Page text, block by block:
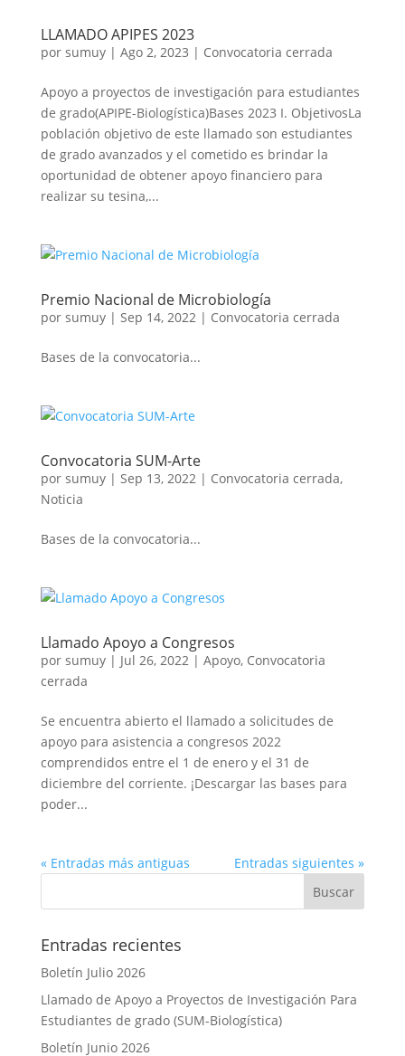
LLAMADO APIPES 2023
por sumuy| Ago 2, 2023 | Convocatoria cerrada
Apoyo a proyectos de investigación para estudiantes
de grado(APIPE-Biologística)Bases 2023 I. ObjetivosLa
población objetivo de este llamado son estudiantes
de grado avanzados y el cometido es brindar la
oportunidad de obtener apoyo financiero para
realizar su tesina,...
Premio Nacional de Microbiología
por sumuy| Sep 14, 2022| Convocatoria cerrada
Bases de la convocatoria...
Convocatoria SUM-Arte
por sumuy| Sep 13, 2022| Convocatoria cerrada,
Noticia
Bases de la convocatoria...
Llamado Apoyo a Congresos
por sumuy| Jul 26, 2022| Apoyo, Convocatoria
cerrada
Se encuentra abierto el llamado a solicitudes de
apoyo para asistencia a congresos 2022
comprendidos entre el 1 de enero y el 31 de
diciembre del corriente. ¡Descargar las bases para
poder...
« Entradas más antiguas Entradas siguientes »
Entradas recientes
Boletín Julio 2026
Llamado de Apoyo a Proyectos de Investigación Para
Estudiantes de grado (SUM-Biologística)
Boletín Junio 2026